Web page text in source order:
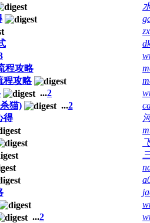
程攻略
程攻略
...2
猫) ...2
得
...2